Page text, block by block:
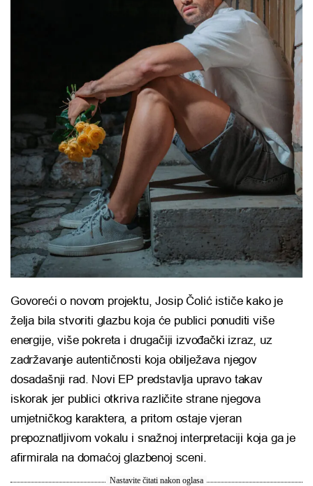
Govoreći o novom projektu, Josip Čolić ističe kako je
želja bila stvoriti glazbu koja će publici ponuditi više
energije, više pokreta i drugačiji izvođački izraz, uz
zadržavanje autentičnosti koja obilježava njegov
dosadašnji rad. Novi EP predstavlja upravo takav
iskorak jer publici otkriva različite strane njegova
umjetničkog karaktera, a pritom ostaje vjeran
prepoznatljivom vokalu i snažnoj interpretaciji koja ga je
afirmirala na domaćoj glazbenoj sceni.
Nastavite čitati nakon oglasa